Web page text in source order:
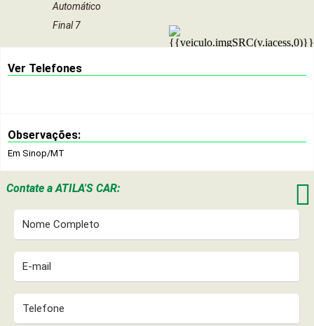
Automático
Final 7
Ver Telefones
Observações:
Em Sinop/MT
Contate aATILA'S CAR: 